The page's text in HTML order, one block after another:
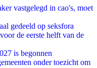
vastgelegd in cao's, moet
gedeeld op seksfora
de eerste helft van de
is begonnen
onder toezicht om